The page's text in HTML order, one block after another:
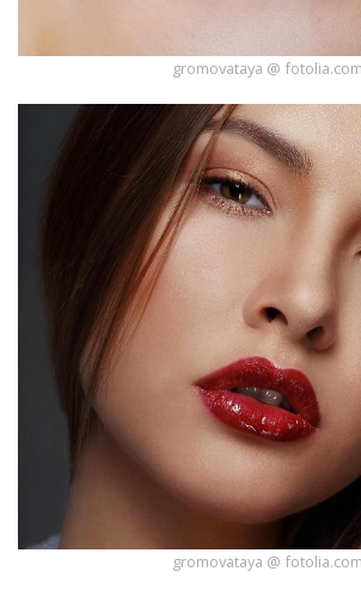
gromovataya @ fotolia.com
gromovataya @ fotolia.com